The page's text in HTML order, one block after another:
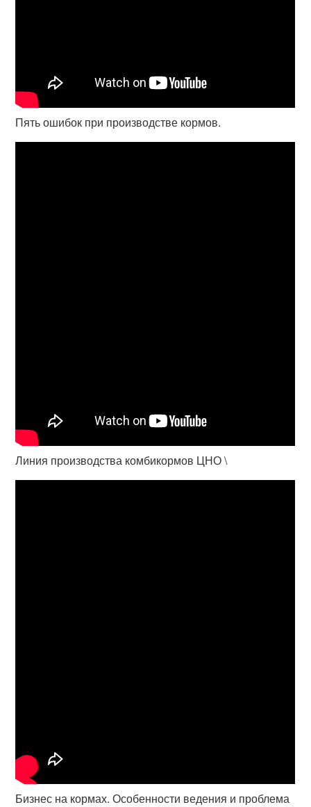
Пять ошибок при производстве кормов.
Линия производства комбикормов ЦНО \
Бизнес на кормах. Особенности ведения и проблема